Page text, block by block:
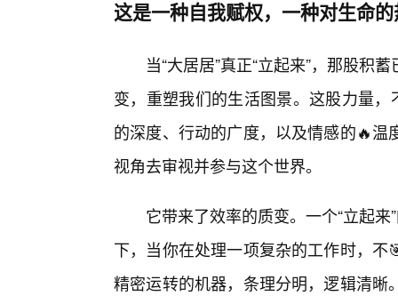
这是一种自我赋权，一种对生命
当“大居居”真正“立起来”，那股积
变，重塑我们的生活图景。这股力量
的深度、行动的广度，以及情感的🔥
视角去审视并参与这个世界。
它带来了效率的质变。一个“立起
下，当你在处理一项复杂的工作时，
精密运转的机器，条理分明，逻辑清